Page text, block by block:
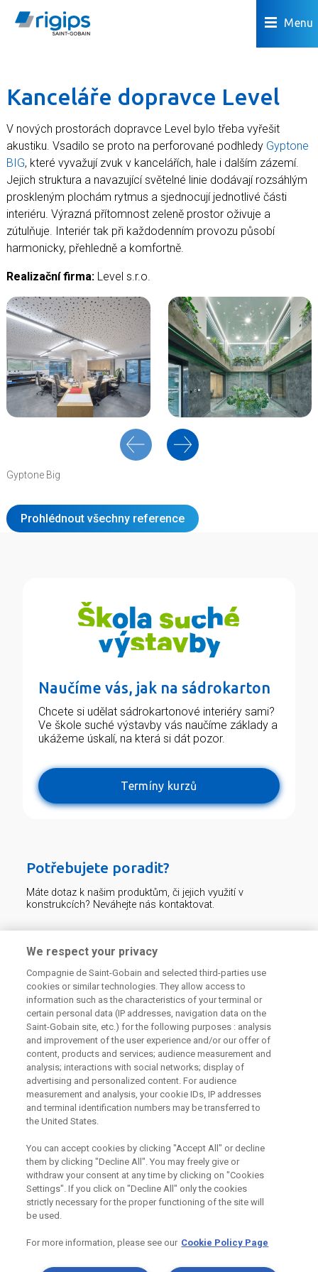
Menu
Kanceláře dopravce Level
V nových prostorách dopravce Level bylo třeba vyřešit
akustiku. Vsadilo se proto na perforované podhledy Gyptone
BIG, které vyvažují zvuk v kancelářích, hale i dalším zázemí.
Jejich struktura a navazující světelné linie dodávají rozsáhlým
proskleným plochám rytmus a sjednocují jednotlivé části
interiéru. Výrazná přítomnost zeleně prostor oživuje a
zútulňuje. Interiér tak při každodenním provozu působí
harmonicky, přehledně a komfortně.
Realizační firma: Level s.r.o.
Gyptone Big
Prohlédnout všechny reference
Naučíme vás, jak na sádrokarton
Chcete si udělat sádrokartonové interiéry sami?
Ve škole suché výstavby vás naučíme základy a
ukážeme úskalí, na která si dát pozor.
Termíny kurzů
Potřebujete poradit?
Máte dotaz k našim produktům, či jejich využití v
konstrukcích? Neváhejte nás kontaktovat.
226 292 224 Zaslat dotaz
Odebírejte náš newsletter
Právní Podmínky
Souhlas se zpracováním osobních údajů a cookies
Souhlas se zpracováním osobních údajů k marketingovým
účelům
CZ a.s., IČ:25029673, se sídlem
We respect your privacy
Compagnie de Saint-Gobain and selected third-parties use
cookies or similar technologies. They allow access to
information such as the characteristics of your terminal or
certain personal data (IP addresses, navigation data on the
Saint-Gobain site, etc.) for the following purposes : analysis
and improvement of the user experience and/or our offer of
content, products and services; audience measurement and
analysis; interactions with social networks; display of
advertising and personalized content. For audience
measurement and analysis, your cookie IDs, IP addresses
and terminal identification numbers may be transferred to
the United States.
You can accept cookies by clicking "Accept All" or decline
them by clicking "Decline All". You may freely give or
withdraw your consent at any time by clicking on "Cookies
Settings". If you click on "Decline All" only the cookies
strictly necessary for the proper functioning of the site will
be used.
For more information, please see our Cookie Policy Page